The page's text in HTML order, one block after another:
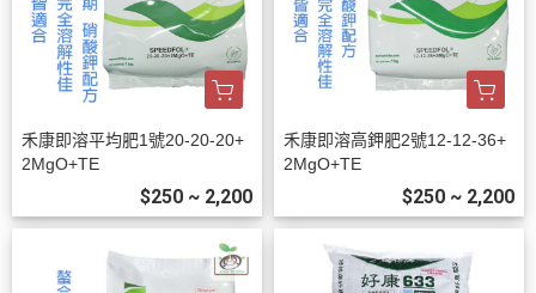
禾康即溶平均肥1號20-20-20+
2MgO+TE
$250 ~ 2,200
禾康即溶高鉀肥2號12-12-36+
2MgO+TE
$250 ~ 2,200